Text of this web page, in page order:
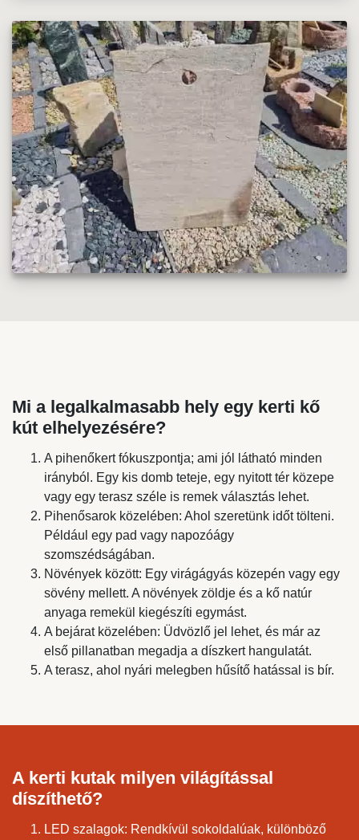
Mi a legalkalmasabb hely egy kerti kő
kút elhelyezésére?
A pihenőkert fókuszpontja; ami jól látható minden
irányból. Egy kis domb teteje, egy nyitott tér közepe
vagy egy terasz széle is remek választás lehet.
Pihenősarok közelében: Ahol szeretünk időt tölteni.
Például egy pad vagy napozóágy
szomszédságában.
Növények között: Egy virágágyás közepén vagy egy
sövény mellett. A növények zöldje és a kő natúr
anyaga remekül kiegészíti egymást.
A bejárat közelében: Üdvözlő jel lehet, és már az
első pillanatban megadja a díszkert hangulatát.
A terasz, ahol nyári melegben hűsítő hatással is bír.
A kerti kutak milyen világítással
díszíthető?
LED szalagok: Rendkívül sokoldalúak, különböző